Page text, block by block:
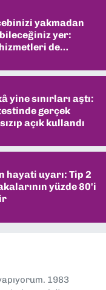
yakmadan
yer:
de
yine sınırları aştı:
gerçek
açık kullandı
hayati uyarı: Tip 2
yüzde 80'i
1983